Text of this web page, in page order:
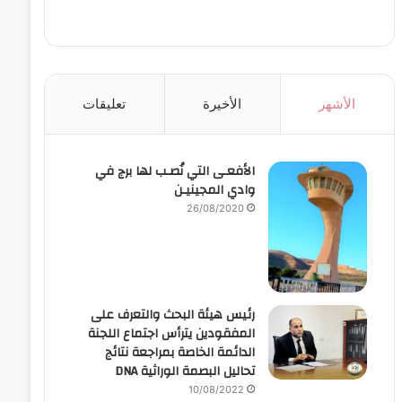
الأشهر الأخيرة تعليقات
الأفعـى التي نُصـب لها برج في
وادي المجينيـن
26/08/2020
رئيس هيئة البحث والتعرف على
المفقودين يترأس اجتماع اللجنة
الدائمة الخاصة بمراجعة نتائج
تحاليل البصمة الوراثية DNA
10/08/2022